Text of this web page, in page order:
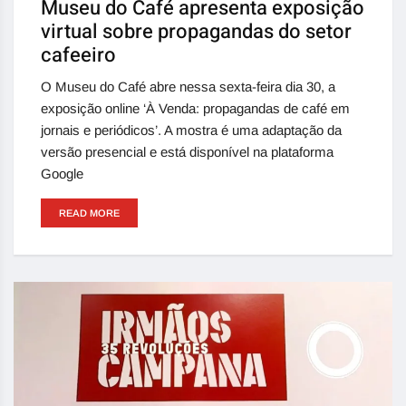
Museu do Café apresenta exposição
virtual sobre propagandas do setor
cafeeiro
O Museu do Café abre nessa sexta-feira dia 30, a
exposição online ‘À Venda: propagandas de café em
jornais e periódicos’. A mostra é uma adaptação da
versão presencial e está disponível na plataforma
Google
READ MORE